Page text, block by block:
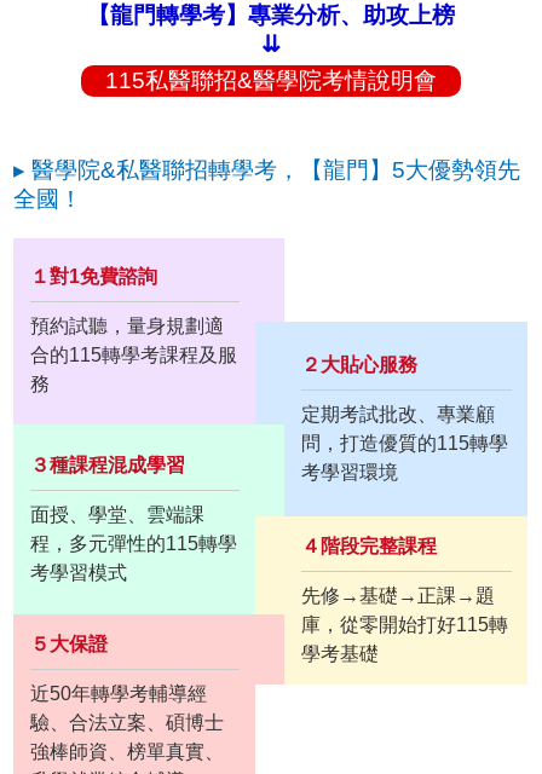
【龍門轉學考】專業分析、助攻上榜
⇊
115私醫聯招&醫學院考情說明會
▸ 醫學院&私醫聯招轉學考，【龍門】5大優勢領先
全國！
１對1免費諮詢
預約試聽，量身規劃適
合的115轉學考課程及服
務
２大貼心服務
定期考試批改、專業顧
問，打造優質的115轉學
考學習環境
３種課程混成學習
面授、學堂、雲端課
程，多元彈性的115轉學
考學習模式
４階段完整課程
先修→基礎→正課→題
庫，從零開始打好115轉
學考基礎
５大保證
近50年轉學考輔導經
驗、合法立案、碩博士
強棒師資、榜單真實、